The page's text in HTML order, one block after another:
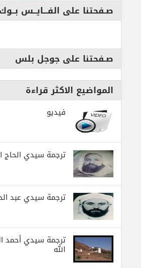
صـفحتنا على الفـــايــس بــوك
صـفحتنا على جوجل بلس
المواضيع الاكثر قراءة
فيديو
ترجمة سيدي الحاج
ترجمة سيدي عبد
ترجمة سيدي أحمد
الله